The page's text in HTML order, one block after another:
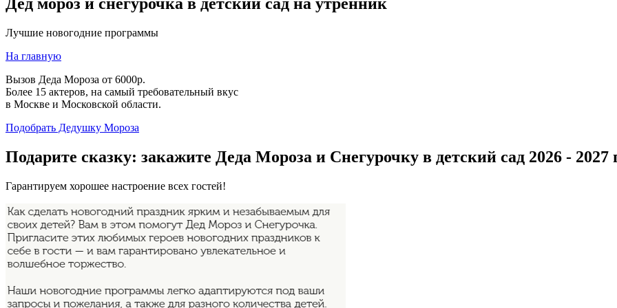
Лучшие новогодние программы
На главную
Вызов Деда Мороза от 6000р.
Более 15 актеров, на самый требовательный вкус
в Москве и Московской области.
Подобрать Дедушку Мороза
Подарите сказку: закажите Деда Мороза и Снегурочку в детский сад 2026 - 2027
Гарантируем хорошее настроение всех гостей!